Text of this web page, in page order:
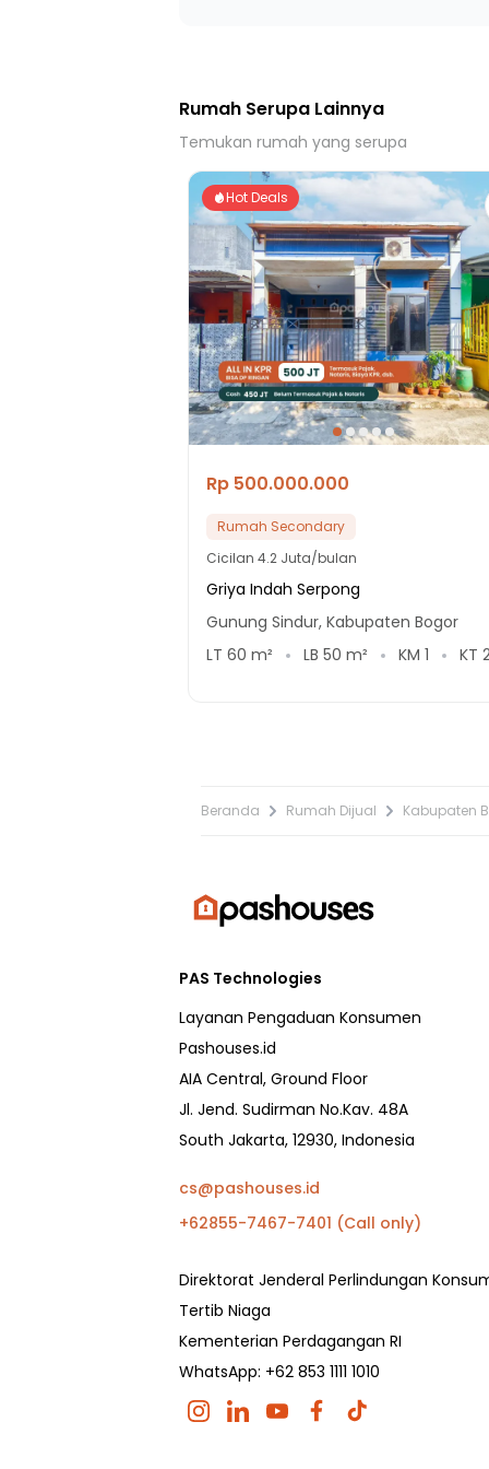
Rumah Serupa Lainnya
Temukan rumah yang serupa
Hot Deals
Rp 500.000.000
Rumah Secondary
Cicilan 4.2 Juta/bulan
Griya Indah Serpong
Gunung Sindur, Kabupaten Bogor
LT 60 m² LB 50 m² KM 1 KT
Beranda Rumah Dijual Kabupaten
PAS Technologies
Layanan Pengaduan Konsumen
Pashouses.id
AIA Central, Ground Floor
Jl. Jend. Sudirman No.Kav. 48A
South Jakarta, 12930, Indonesia
cs@pashouses.id
+62855-7467-7401 (Call only)
Direktorat Jenderal Perlindungan
Tertib Niaga
Kementerian Perdagangan RI
WhatsApp: +62 853 1111 1010